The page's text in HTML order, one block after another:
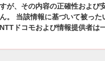
が、その内容の正確性および
。 当該情報に基づいて被った
ドコモおよび情報提供者は